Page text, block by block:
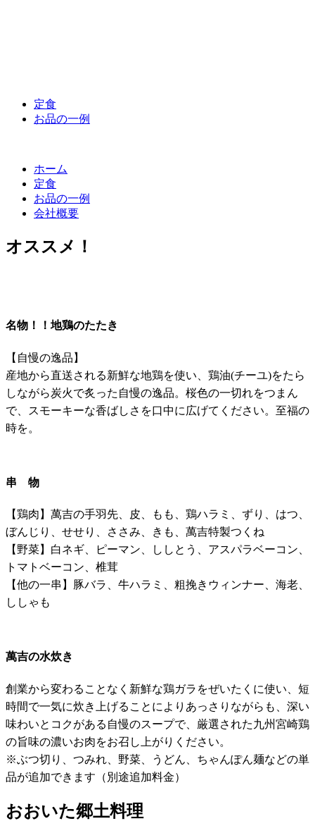
定食
お品の一例
ホーム
定食
お品の一例
会社概要
オススメ！
名物！！地鶏のたたき
【自慢の逸品】
産地から直送される新鮮な地鶏を使い、鶏油(チーユ)をたら
しながら炭火で炙った自慢の逸品。桜色の一切れをつまん
で、スモーキーな香ばしさを口中に広げてください。至福の
時を。
串 物
【鶏肉】萬吉の手羽先、皮、もも、鶏ハラミ、ずり、はつ、
ぼんじり、せせり、ささみ、きも、萬吉特製つくね
【野菜】白ネギ、ピーマン、ししとう、アスパラベーコン、
トマトベーコン、椎茸
【他の一串】豚バラ、牛ハラミ、粗挽きウィンナー、海老、
ししゃも
萬吉の水炊き
創業から変わることなく新鮮な鶏ガラをぜいたくに使い、短
時間で一気に炊き上げることによりあっさりながらも、深い
味わいとコクがある自慢のスープで、厳選された九州宮崎鶏
の旨味の濃いお肉をお召し上がりください。
※ぶつ切り、つみれ、野菜、うどん、ちゃんぽん麺などの単
品が追加できます（別途追加料金）
おおいた郷土料理